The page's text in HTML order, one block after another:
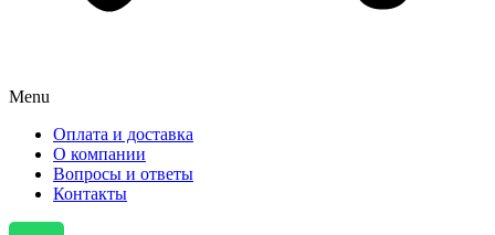
Menu
Оплата и доставка
О компании
Вопросы и ответы
Контакты